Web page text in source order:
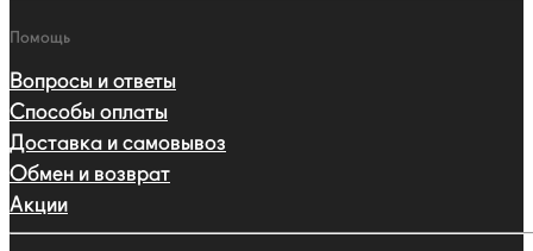
Помощь
Вопросы и ответы
Способы оплаты
Доставка и самовывоз
Обмен и возврат
Акции